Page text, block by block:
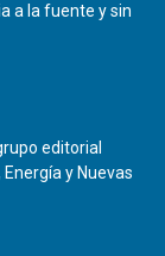
a la fuente y sin
editorial
y Nuevas